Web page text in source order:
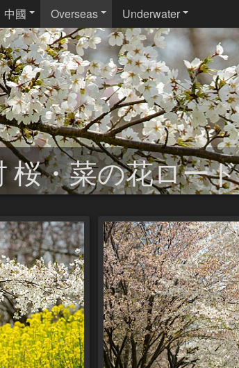
中國 Overseas Underwater
桜・菜の花ロード